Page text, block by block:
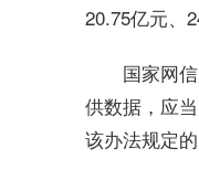
20.75亿元、
国家网
供数据，应
该办法规定